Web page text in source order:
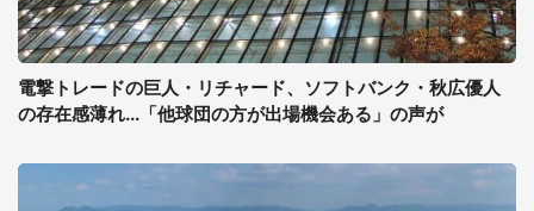
電撃トレードの巨人・リチャード、ソフトバンク・秋広優人
の存在感薄れ...「他球団の方が出場機会ある」の声が